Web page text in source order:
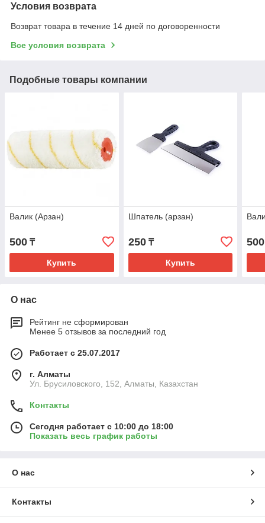
Условия возврата
Возврат товара в течение 14 дней по договоренности
Все условия возврата
Подобные товары компании
Валик (Арзан)
500 ₸
Купить
Шпатель (арзан)
250₸
Купить
500
О нас
Рейтинг не сформирован
Менее 5 отзывов за последний год
Работает с 25.07.2017
г. Алматы
Ул. Брусиловского, 152, Алматы, Казахстан
Контакты
Сегодня работает с 10:00 до 18:00
Показать весь график работы
О нас
Контакты